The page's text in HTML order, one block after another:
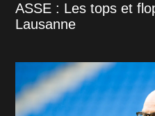
ASSE : Les tops et
Lausanne